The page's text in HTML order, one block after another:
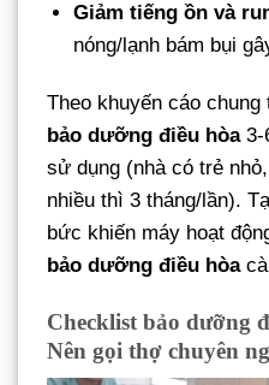
Giảm tiếng ồn và
nóng/lạnh bám bụi
Theo khuyến cáo
bảo dưỡng điều hòa3-
sử dụng (nhà có trẻ
nhiều thì 3 tháng/lần).
bức khiến máy hoạt
bảo dưỡng điều hòa
Checklist bảo dưỡng
Nên gọi thợ chuyên